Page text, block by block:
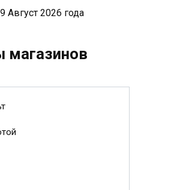
Август 2026 года
магазинов